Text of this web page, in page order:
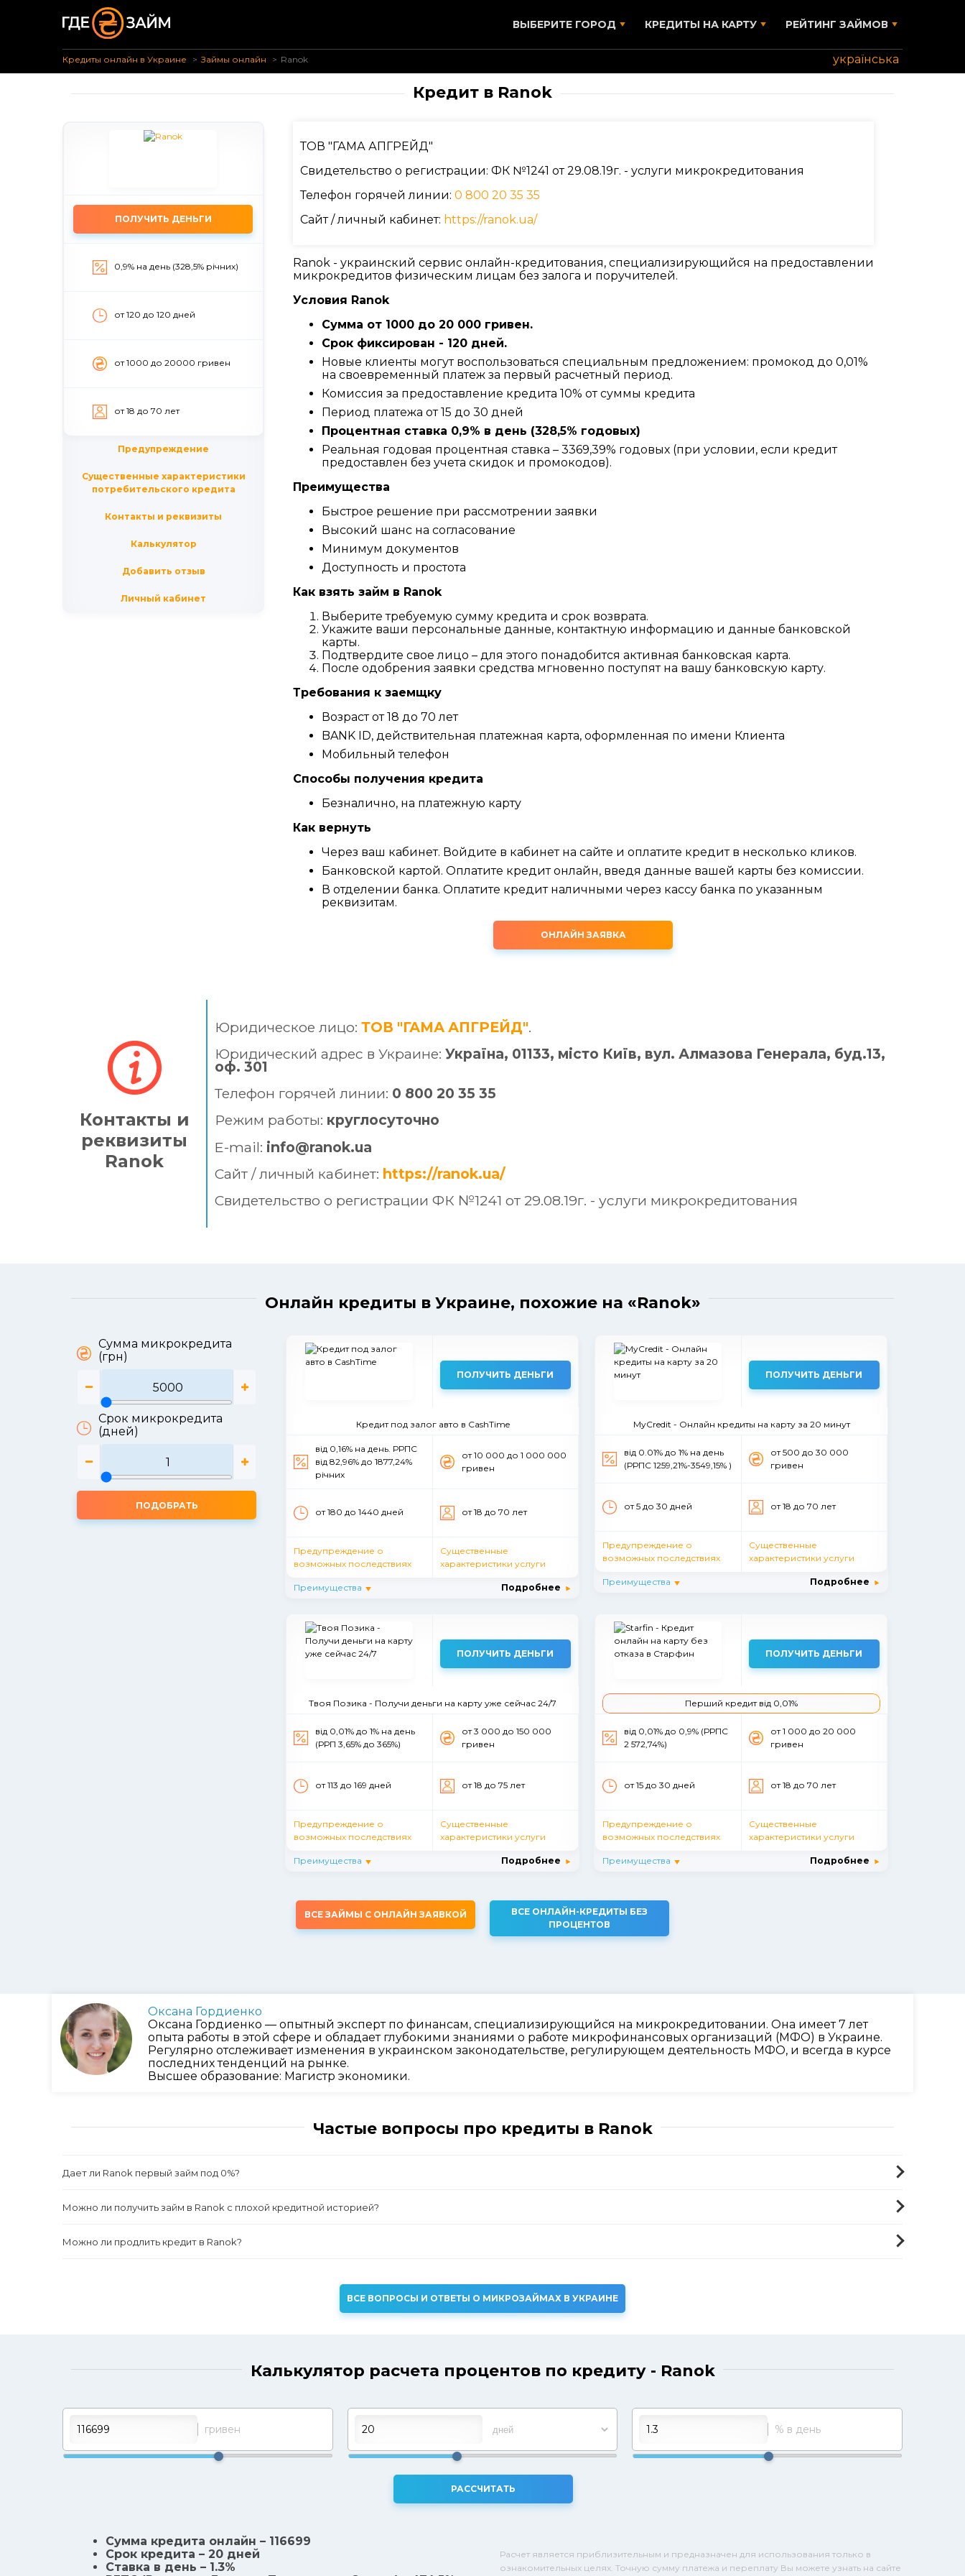
ВЫБЕРИТЕ ГОРОД КРЕДИТЫ НА КАРТУ РЕЙТИНГ ЗАЙМОВ
Кредиты онлайн в Украине Займы онлайн Ranok українська
Кредит в Ranok
ПОЛУЧИТЬ ДЕНЬГИ
0,9% на день (328,5% річних)
от 120 до 120 дней
от 1000 до 20000 гривен
от 18 до 70 лет
Предупреждение
Существенные характеристики
потребительского кредита
Контакты и реквизиты
Калькулятор
Добавить отзыв
Личный кабинет
ТОВ "ГАМА АПГРЕЙД"
Свидетельство о регистрации: ФК №1241 от 29.08.19г. - услуги микрокредитования
Телефон горячей линии: 0 800 20 35 35
Сайт / личный кабинет: https://ranok.ua/
Ranok - украинский сервис онлайн-кредитования, специализирующийся на предоставлении
микрокредитов физическим лицам без залога и поручителей.
Условия Ranok
Сумма от 1000 до 20 000 гривен.
Срок фиксирован - 120 дней.
Новые клиенты могут воспользоваться специальным предложением: промокод до 0,01%
на своевременный платеж за первый расчетный период.
Комиссия за предоставление кредита 10% от суммы кредита
Период платежа от 15 до 30 дней
Процентная ставка 0,9% в день (328,5% годовых)
Реальная годовая процентная ставка – 3369,39% годовых (при условии, если кредит
предоставлен без учета скидок и промокодов).
Преимущества
Быстрое решение при рассмотрении заявки
Высокий шанс на согласование
Минимум документов
Доступность и простота
Как взять займ в Ranok
Выберите требуемую сумму кредита и срок возврата.
Укажите ваши персональные данные, контактную информацию и данные банковской
карты.
Подтвердите свое лицо – для этого понадобится активная банковская карта.
После одобрения заявки средства мгновенно поступят на вашу банковскую карту.
Требования к заемщку
Возраст от 18 до 70 лет
BANK ID, действительная платежная карта, оформленная по имени Клиента
Мобильный телефон
Способы получения кредита
Безналично, на платежную карту
Как вернуть
Через ваш кабинет. Войдите в кабинет на сайте и оплатите кредит в несколько кликов.
Банковской картой. Оплатите кредит онлайн, введя данные вашей карты без комиссии.
В отделении банка. Оплатите кредит наличными через кассу банка по указанным
реквизитам.
ОНЛАЙН ЗАЯВКА
Контакты и
реквизиты
Ranok
Юридическое лицо: ТОВ "ГАМА АПГРЕЙД".
Юридический адрес в Украине: Україна, 01133, місто Київ, вул. Алмазова Генерала, буд.13,
оф. 301
Телефон горячей линии: 0 800 20 35 35
Режим работы: круглосуточно
E-mail: info@ranok.ua
Сайт / личный кабинет: https://ranok.ua/
Свидетельство о регистрации ФК №1241 от 29.08.19г. - услуги микрокредитования
Онлайн кредиты в Украине, похожие на «Ranok»
Сумма микрокредита
(грн)
Срок микрокредита
(дней)
ПОДОБРАТЬ
ПОЛУЧИТЬ ДЕНЬГИ
Кредит под залог авто в CashTime
від 0,16% на день. РРПС
від 82,96% до 1877,24%
річних
от 10 000 до 1 000 000
гривен
от 180 до 1440 дней от 18 до 70 лет
Предупреждение о
возможных последствиях
Существенные
характеристики услуги
Преимущества Подробнее
ПОЛУЧИТЬ ДЕНЬГИ
MyCredit - Онлайн кредиты на карту за 20 минут
від 0.01% до 1% на день
(РРПС 1259,21%-3549,15% )
от 500 до 30 000
гривен
от 5 до 30 дней от 18 до 70 лет
Предупреждение о
возможных последствиях
Существенные
характеристики услуги
Преимущества Подробнее
ПОЛУЧИТЬ ДЕНЬГИ
Твоя Позика - Получи деньги на карту уже сейчас 24/7
від 0,01% до 1% на день
(РРП 3,65% до 365%)
от 3 000 до 150 000
гривен
от 113 до 169 дней от 18 до 75 лет
Предупреждение о
возможных последствиях
Существенные
характеристики услуги
Преимущества Подробнее
ПОЛУЧИТЬ ДЕНЬГИ
Перший кредит від 0,01%
вiд 0,01% до 0,9% (РРПС
2 572,74%)
от 1 000 до 20 000
гривен
от 15 до 30 дней от 18 до 70 лет
Предупреждение о
возможных последствиях
Существенные
характеристики услуги
Преимущества Подробнее
ВСЕ ЗАЙМЫ С ОНЛАЙН ЗАЯВКОЙ
ВСЕ ОНЛАЙН-КРЕДИТЫ БЕЗ
ПРОЦЕНТОВ
Оксана Гордиенко
Оксана Гордиенко — опытный эксперт по финансам, специализирующийся на микрокредитовании. Она имеет 7 лет
опыта работы в этой сфере и обладает глубокими знаниями о работе микрофинансовых организаций (МФО) в Украине.
Регулярно отслеживает изменения в украинском законодательстве, регулирующем деятельность МФО, и всегда в курсе
последних тенденций на рынке.
Высшее образование: Магистр экономики.
Частые вопросы про кредиты в Ranok
Дает ли Ranok первый займ под 0%?
Можно ли получить займ в Ranok с плохой кредитной историей?
Можно ли продлить кредит в Ranok?
ВСЕ ВОПРОСЫ И ОТВЕТЫ О МИКРОЗАЙМАХ В УКРАИНЕ
Калькулятор расчета процентов по кредиту - Ranok
гривен % в день
РАССЧИТАТЬ
Сумма кредита онлайн – 116699
Срок кредита – 20 дней
Ставка в день – 1.3%
Расчет является приблизительным и предназначен для использования только в
ознакомительных целях. Точную сумму платежа и переплату Вы можете узнать на сайте